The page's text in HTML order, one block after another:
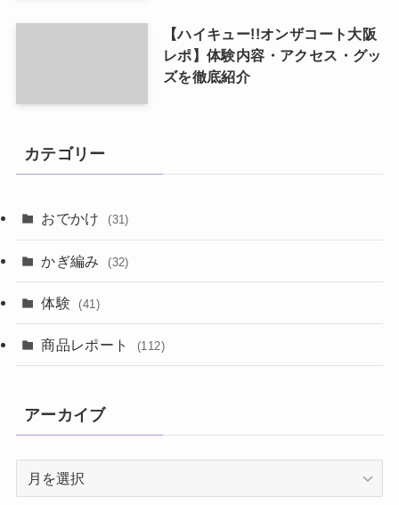
【ハイキュー!!オンザコート大阪
レポ】体験内容・アクセス・グッ
ズを徹底紹介
カテゴリー
おでかけ (31)
かぎ編み (32)
体験 (41)
商品レポート (112)
アーカイブ